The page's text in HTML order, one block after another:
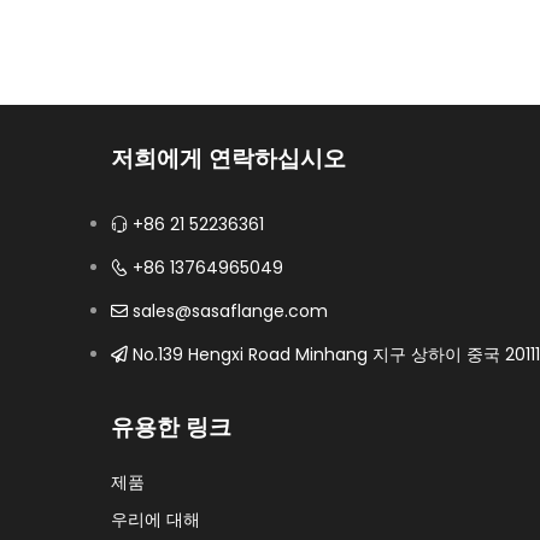
저희에게 연락하십시오
+86 21 52236361
+86 13764965049
sales@sasaflange.com
No.139 Hengxi Road Minhang 지구 상하이 중국
유용한 링크
제품
우리에 대해